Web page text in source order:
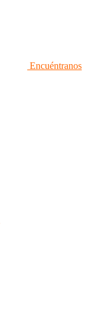
Encuéntranos